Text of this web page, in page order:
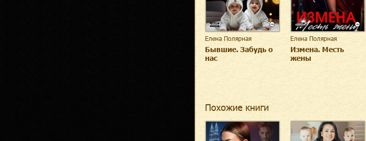
Елена Полярная
Бывшие. Забудь о
нас
Елена Полярная
Измена. Месть
жены
Похожие книги